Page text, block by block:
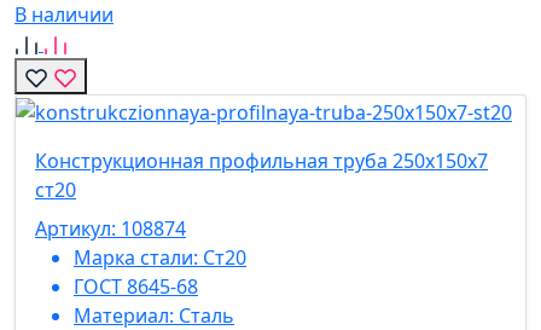
В наличии
Конструкционная профильная труба 250х150х7
ст20
Артикул: 108874
Марка стали: Ст20
ГОСТ 8645-68
Материал: Сталь